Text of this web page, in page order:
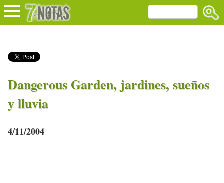
Dangerous Garden, jardines, sueños
y lluvia
4/11/2004